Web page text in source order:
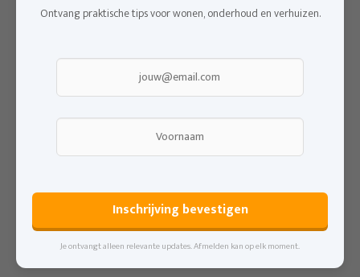
Ontvang praktische tips voor wonen, onderhoud en verhuizen.
Inschrijving bevestigen
Je ontvangt alleen relevante updates. Afmelden kan op elk moment.